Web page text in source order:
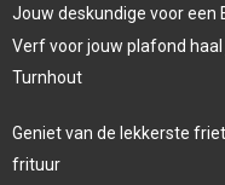
Jouw deskundige voor een
Verf voor jouw plafond
Turnhout
Geniet van de lekkerste
frituur